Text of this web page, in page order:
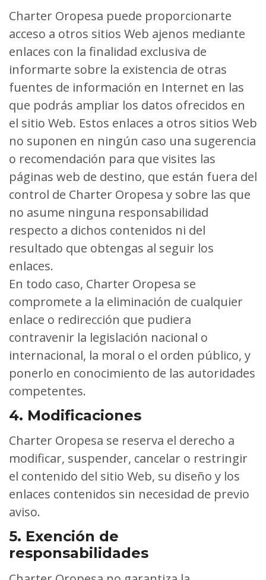
Charter Oropesa puede proporcionarte
acceso a otros sitios Web ajenos mediante
enlaces con la finalidad exclusiva de
informarte sobre la existencia de otras
fuentes de información en Internet en las
que podrás ampliar los datos ofrecidos en
el sitio Web. Estos enlaces a otros sitios Web
no suponen en ningún caso una sugerencia
o recomendación para que visites las
páginas web de destino, que están fuera del
control de Charter Oropesa y sobre las que
no asume ninguna responsabilidad
respecto a dichos contenidos ni del
resultado que obtengas al seguir los
enlaces.
En todo caso, Charter Oropesa se
compromete a la eliminación de cualquier
enlace o redirección que pudiera
contravenir la legislación nacional o
internacional, la moral o el orden público, y
ponerlo en conocimiento de las autoridades
competentes.
4. Modificaciones
Charter Oropesa se reserva el derecho a
modificar, suspender, cancelar o restringir
el contenido del sitio Web, su diseño y los
enlaces contenidos sin necesidad de previo
aviso.
5. Exención de
responsabilidades